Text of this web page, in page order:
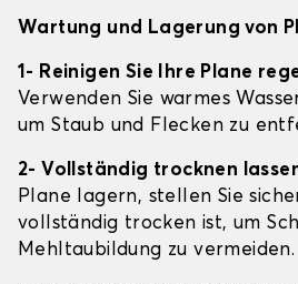
Wartung und Lagerung von
1- Reinigen Sie Ihre Plane
Verwenden Sie warmes
um Staub und Flecken zu
2- Vollständig trocknen
Plane lagern, stellen Sie
vollständig trocken ist, um
Mehltaubildung zu vermeiden.